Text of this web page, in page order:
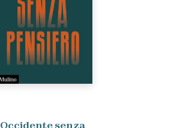
Occidente senza